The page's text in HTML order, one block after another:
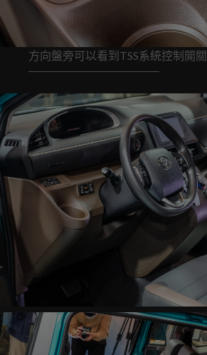
方向盤旁可以看到TSS系統控制開關